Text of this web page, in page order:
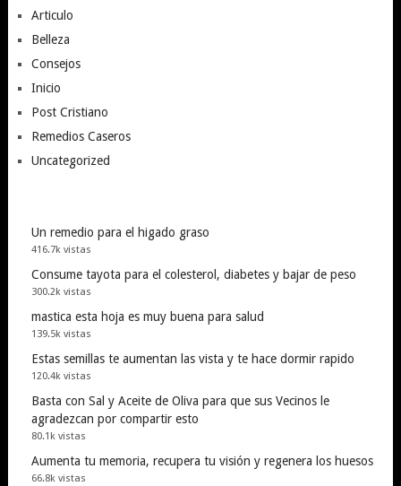
Articulo
Belleza
Consejos
Inicio
Post Cristiano
Remedios Caseros
Uncategorized
Un remedio para el higado graso
416.7k vistas
Consume tayota para el colesterol, diabetes y bajar de peso
300.2k vistas
mastica esta hoja es muy buena para salud
139.5k vistas
Estas semillas te aumentan las vista y te hace dormir rapido
120.4k vistas
Basta con Sal y Aceite de Oliva para que sus Vecinos le
agradezcan por compartir esto
80.1k vistas
Aumenta tu memoria, recupera tu visión y regenera los huesos
66.8k vistas